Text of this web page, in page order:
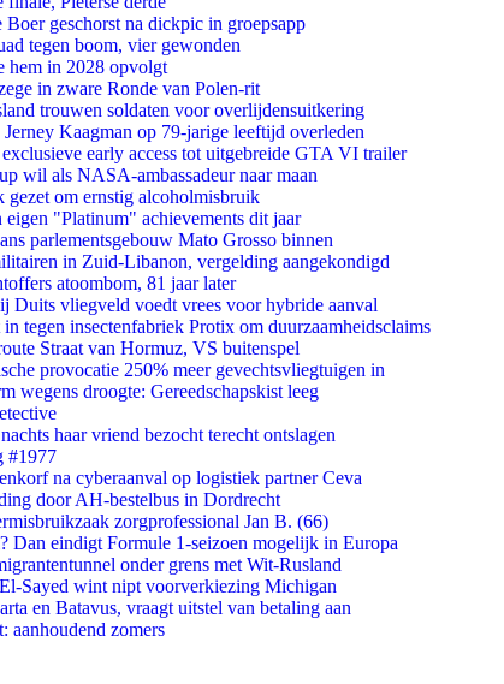
geschorst na dickpic in groepsapp
tegen boom, vier gewonden
hem in 2028 opvolgt
in zware Ronde van Polen-rit
trouwen soldaten voor overlijdensuitkering
Kaagman op 79-jarige leeftijd overleden
early access tot uitgebreide GTA VI trailer
wil als NASA-ambassadeur naar maan
gezet om ernstig alcoholmisbruik
"Platinum" achievements dit jaar
parlementsgebouw Mato Grosso binnen
in Zuid-Libanon, vergelding aangekondigd
atoombom, 81 jaar later
Duits vliegveld voedt vrees voor hybride aanval
tegen insectenfabriek Protix om duurzaamheidsclaims
Straat van Hormuz, VS buitenspel
provocatie 250% meer gevechtsvliegtuigen in
wegens droogte: Gereedschapskist leeg
haar vriend bezocht terecht ontslagen
#1977
na cyberaanval op logistiek partner Ceva
door AH-bestelbus in Dordrecht
zorgprofessional Jan B. (66)
Dan eindigt Formule 1-seizoen mogelijk in Europa
onder grens met Wit-Rusland
Sayed wint nipt voorverkiezing Michigan
en Batavus, vraagt uitstel van betaling aan
aanhoudend zomers